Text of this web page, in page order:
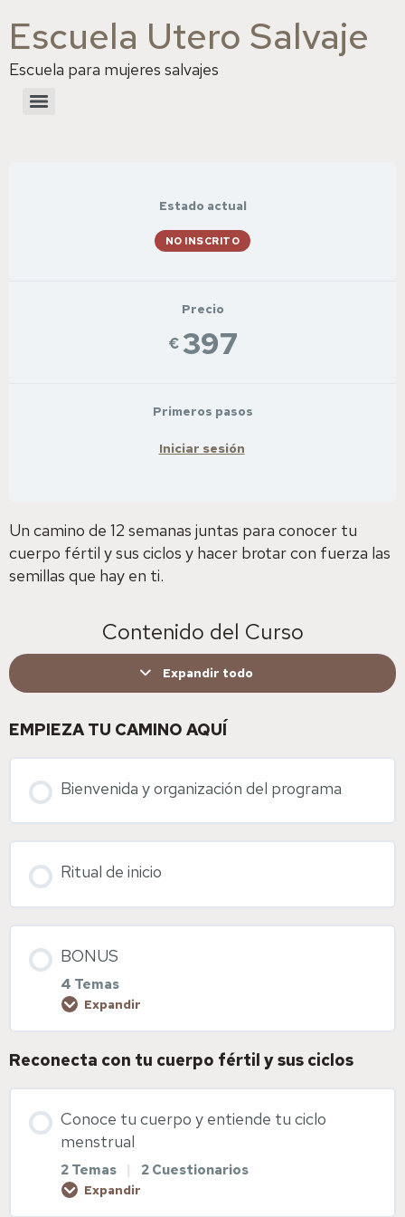
Escuela Utero Salvaje
Escuela para mujeres salvajes
Estado actual
NO INSCRITO
Precio
€ 397
Primeros pasos
Iniciar sesión
Un camino de 12 semanas juntas para conocer tu
cuerpo fértil y sus ciclos y hacer brotar con fuerza las
semillas que hay en ti.
Contenido del Curso
Expandir todo
EMPIEZA TU CAMINO AQUÍ
Bienvenida y organización del programa
Ritual de inicio
BONUS
4 Temas
Expandir
Contenido de la Lección
0% COMPLETADO 0/4 pasos
Reconecta con tu cuerpo fértil y sus ciclos
Conoce tu cuerpo y entiende tu ciclo
menstrual
2 Temas | 2 Cuestionarios
Expandir